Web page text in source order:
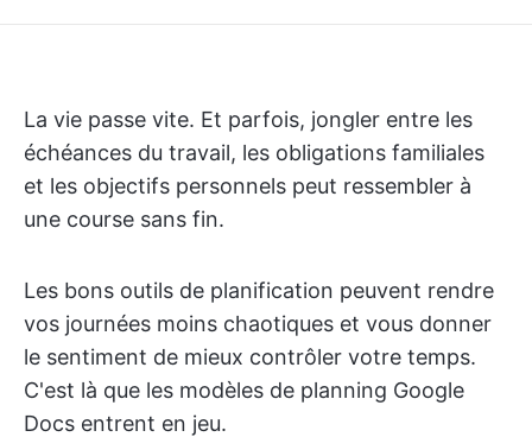
La vie passe vite. Et parfois, jongler entre les
échéances du travail, les obligations familiales
et les objectifs personnels peut ressembler à
une course sans fin.
Les bons outils de planification peuvent rendre
vos journées moins chaotiques et vous donner
le sentiment de mieux contrôler votre temps.
C'est là que les modèles de planning Google
Docs entrent en jeu.